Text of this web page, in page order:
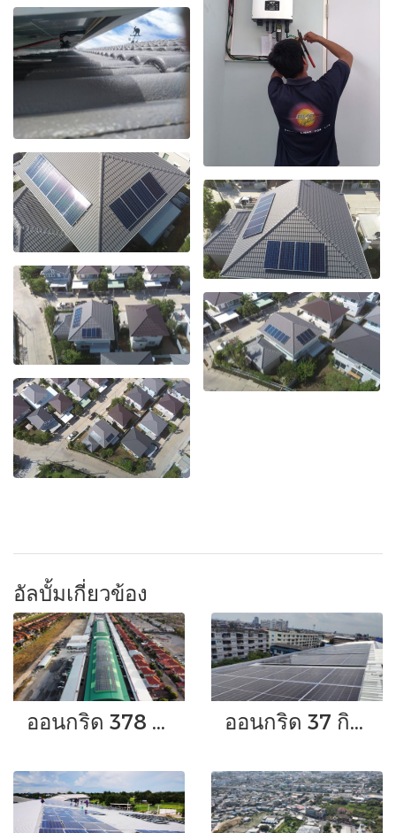
อัลบั้มเกี่ยวข้อง
ออนกริด 378 กิโลวัตต์ ออนกริด 37 กิโลวัตต์